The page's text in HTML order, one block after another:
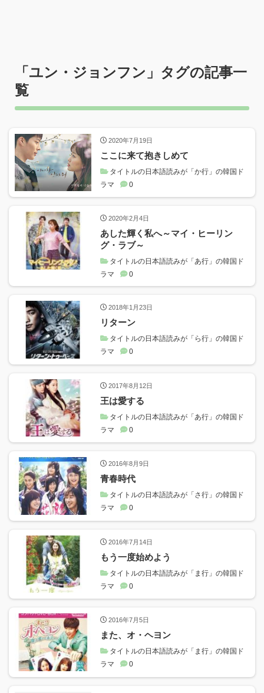
「ユン・ジョンフン 」タグの記事一
覧
2020年7月19日
ここに来て抱きしめて
タイトルの日本語読みが「か行」の韓国ド
ラマ
0
2020年2月4日
あした輝く私へ～マイ・ヒーリン
グ・ラブ～
タイトルの日本語読みが「あ行」の韓国ド
ラマ
0
2018年1月23日
リターン
タイトルの日本語読みが「ら行」の韓国ド
ラマ
0
2017年8月12日
王は愛する
タイトルの日本語読みが「あ行」の韓国ド
ラマ
0
2016年8月9日
青春時代
タイトルの日本語読みが「さ行」の韓国ド
ラマ
0
2016年7月14日
もう一度始めよう
タイトルの日本語読みが「ま行」の韓国ド
ラマ
0
2016年7月5日
また、オ・ヘヨン
タイトルの日本語読みが「ま行」の韓国ド
ラマ
0